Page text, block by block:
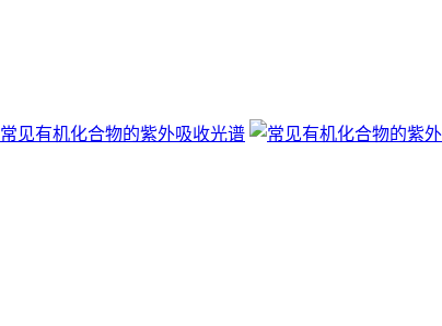
常见有机化合物的紫外吸收光谱